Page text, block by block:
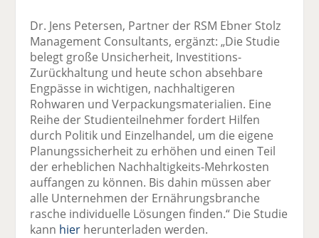
Dr. Jens Petersen, Partner der RSM Ebner Stolz
Management Consultants, ergänzt: „Die Studie
belegt große Unsicherheit, Investitions-
Zurückhaltung und heute schon absehbare
Engpässe in wichtigen, nachhaltigeren
Rohwaren und Verpackungsmaterialien. Eine
Reihe der Studienteilnehmer fordert Hilfen
durch Politik und Einzelhandel, um die eigene
Planungssicherheit zu erhöhen und einen Teil
der erheblichen Nachhaltigkeits-Mehrkosten
auffangen zu können. Bis dahin müssen aber
alle Unternehmen der Ernährungsbranche
rasche individuelle Lösungen finden.“ Die Studie
kann hier herunterladen werden.